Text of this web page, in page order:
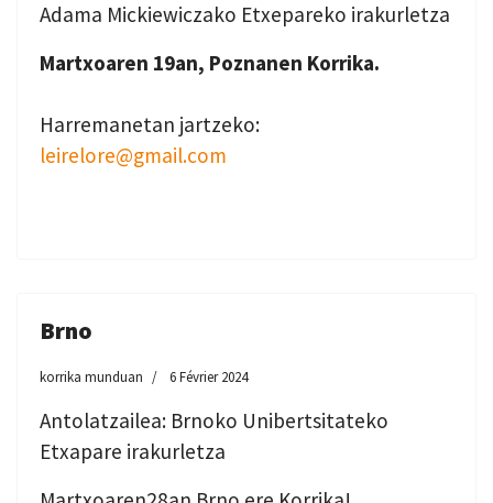
Adama Mickiewiczako Etxepareko irakurletza
Martxoaren 19an, Poznanen Korrika.
Harremanetan jartzeko:
leirelore@gmail.com
Brno
korrika munduan 6 Février 2024
Antolatzailea: Brnoko Unibertsitateko
Etxapare irakurletza